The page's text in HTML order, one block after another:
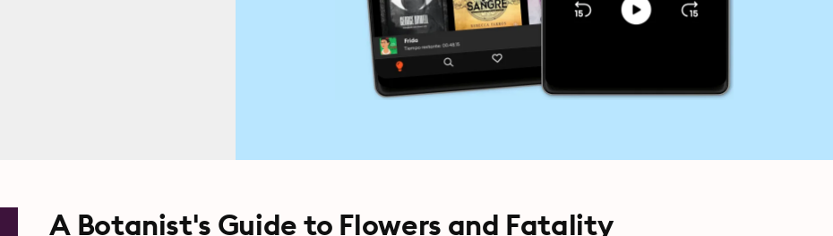
A Botanist's Guide to Flowers and Fatality